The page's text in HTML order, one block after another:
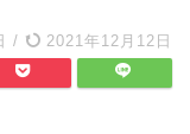
/ 2021年12月12日